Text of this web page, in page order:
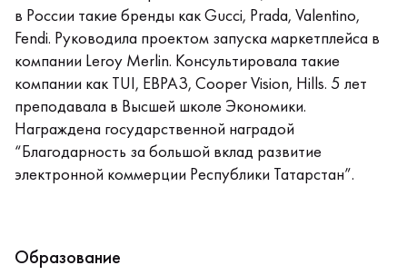
в России такие бренды как Gucci, Prada, Valentino,
Fendi. Руководила проектом запуска маркетплейса в
компании Leroy Merlin. Консультировала такие
компании как TUI, ЕВРАЗ, Cooper Vision, Hills. 5 лет
преподавала в Высшей школе Экономики.
Награждена государственной наградой
“Благодарность за большой вклад развитие
электронной коммерции Республики Татарстан”.
Образование